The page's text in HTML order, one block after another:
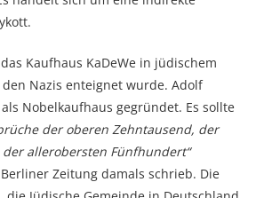
Kaufhaus KaDeWe in jüdischem
Nazis enteignet wurde. Adolf
Nobelkaufhaus gegründet. Es sollte
der oberen Zehntausend, der
allerobersten Fünfhundert“
Zeitung damals schrieb. Die